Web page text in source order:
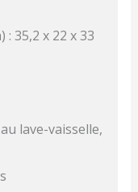
35,2 x 22 x 33
lave-vaisselle,